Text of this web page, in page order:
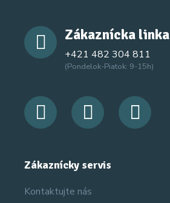
Zákaznícka linka
+421 482 304 811
(Pondelok-Piatok: 9-15h)
Zákaznícky servis
Kontaktujte nás